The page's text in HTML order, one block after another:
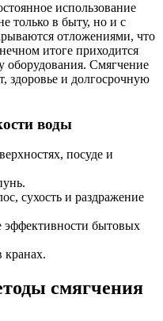
использование
только в быту, но и с
отложениями, что
итоге приходится
оборудования. Смягчение
здоровье и долгосрочную
воды
посуде и
сухость и раздражение
эффективности бытовых
кранах.
смягчения